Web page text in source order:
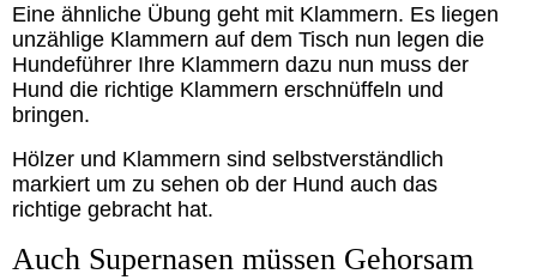
Eine ähnliche Übung geht mit Klammern. Es liegen
unzählige Klammern auf dem Tisch nun legen die
Hundeführer Ihre Klammern dazu nun muss der
Hund die richtige Klammern erschnüffeln und
bringen.
Hölzer und Klammern sind selbstverständlich
markiert um zu sehen ob der Hund auch das
richtige gebracht hat.
Auch Supernasen müssen Gehorsam